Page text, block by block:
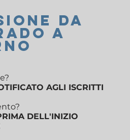
DA
A
AGLI ISCRITTI
DELL'INIZIO